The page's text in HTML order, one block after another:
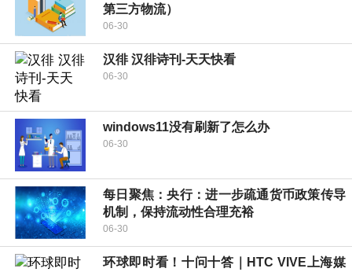
第三方物流）
06-30
汉徘 汉徘诗刊-天天快看
06-30
windows11没有刷新了怎么办
06-30
每日聚焦：央行：进一步疏通货币政策传导
机制，保持流动性合理充裕
06-30
环球即时看！十问十答｜HTC VIVE上海媒